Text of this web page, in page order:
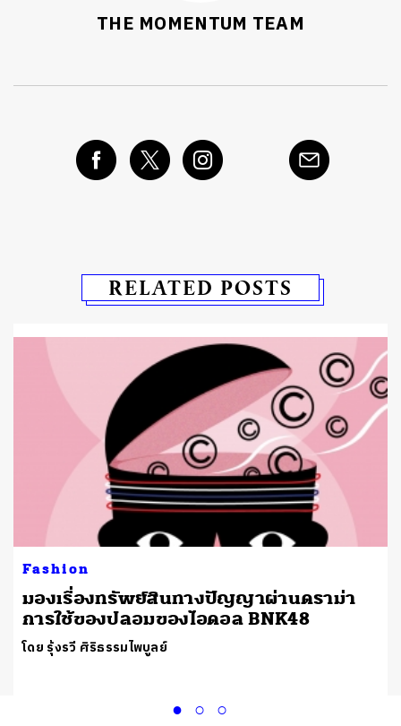
THE MOMENTUM TEAM
RELATED POSTS
Fashion
มองเรื่องทรัพย์สินทางปัญญาผ่านดราม่า
การใช้ของปลอมของไอดอล BNK48
โดย รุ้งรวี ศิริธรรมไพบูลย์